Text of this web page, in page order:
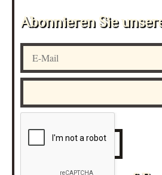
Abonnieren Sie